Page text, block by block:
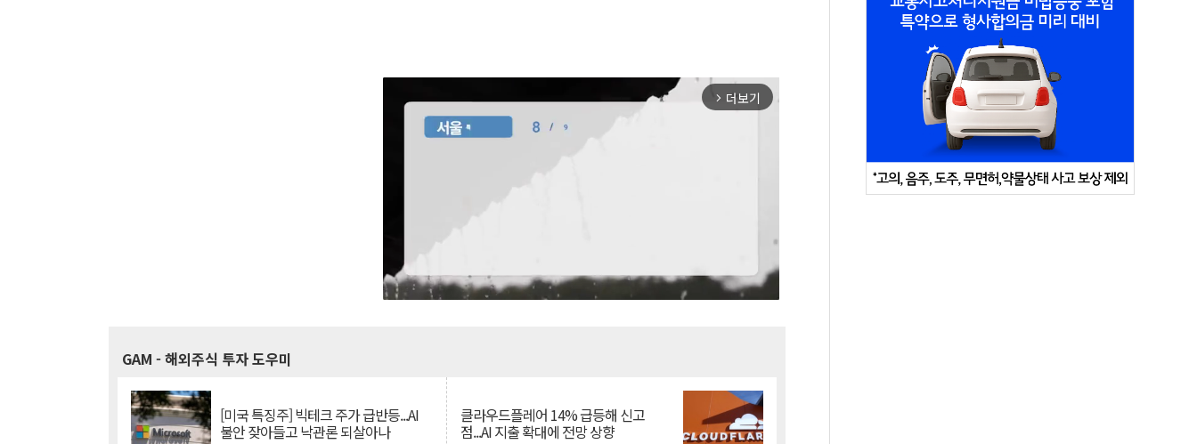
arrow_forward_ios 더보기
GAM - 해외주식 투자 도우미
[미국 특징주] 빅테크 주가 급반등...AI
불안 잦아들고 낙관론 되살아나
클라우드플레어 14% 급등해 신고
점...AI 지출 확대에 전망 상향